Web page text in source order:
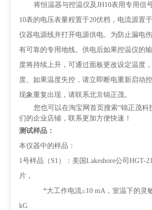
将恒温器与控温仪及JH10表用专用信
10表的电压表量程置于20伏档，电流源置
仪器电源线并打开电源供电。为防止漏电
有可靠的专用地线。供电后如果控温仪的
度将持续上升，可通过面板更改设定温度
度。如果温度失控，请立即断电重新启动
现象重复出现，请联系北京锦正茂。
您也可以在淘宝网首页搜索“锦正茂科
们的企业店铺，联系更加方便快速！
测试样品：
本仪器中的样品：
1号样品（ S1 ）：美国Lakeshore公司HGT-
片，
*大工作电流≤10mA ，室温下的灵
kG